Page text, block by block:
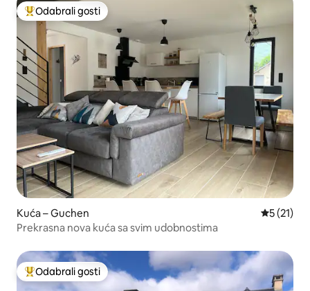
Među najviše rangiranima s oznakom „Odabrali gosti”
Odabrali gosti
Kuća – Guchen Prosječna
5 (21)
Prekrasna nova kuća sa svim udobnostima
Među najviše rangiranima s oznakom „Odabrali gosti”
Odabrali gosti